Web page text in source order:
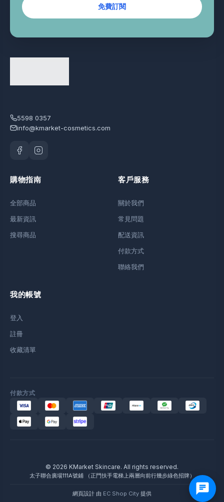
免費訂閱
5598 0357
info@kmarket-cosmetics.com
購物指南
全部商品
最新資訊
搜尋商品
客戶服務
關於我們
常見問題
配送資訊
付款方式
聯絡我們
我的帳號
登入
註冊
收藏清單
付款方式
© 2026 KMarket Skincare. All rights reserved.
太子聯合廣場111A號鋪 （正門扶手電梯上兩層向前行幾步綠色招牌）
網頁設計 由 EC Shop City 提供